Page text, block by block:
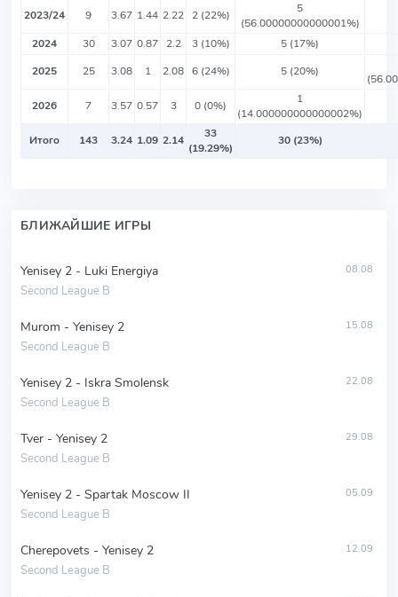
2023/24
9 3.67 1.44 2.22 2 (22%)
5
(56.00000000000001%)
2024
30 3.07 0.87 2.2 3 (10%)
5 (17%)
2025
25 3.08 1 2.08 6 (24%) 5 (20%)
2026
7 3.57 0.57 3 0 (0%)
1
(14.000000000000002%)
Итого
143 3.24 1.09 2.14
33
(19.29%)
30 (23%)
БЛИЖАЙШИЕ ИГРЫ
Yenisey 2 - Luki Energiya
Second League B
08.08
Murom - Yenisey 2
Second League B
15.08
Yenisey 2 - Iskra Smolensk
Second League B
22.08
Tver - Yenisey 2
Second League B
29.08
Yenisey 2 - Spartak Moscow II
Second League B
05.09
Cherepovets - Yenisey 2
Second League B
12.09